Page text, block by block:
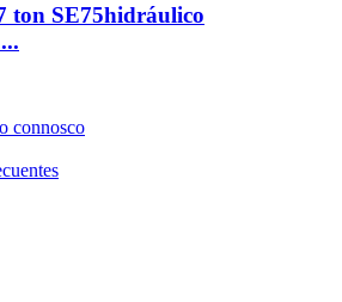
ton SE75hidráulico
connosco